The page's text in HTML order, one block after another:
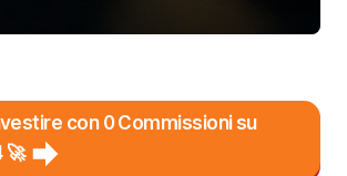
con 0 Commissioni su
🚀